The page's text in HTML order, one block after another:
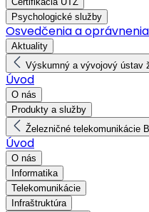
Psychologické služby
Osvedčenia a oprávnenia
Aktuality
Výskumný a vývojový ústav
Úvod
O nás
Produkty a služby
Železničné telekomunikácie
Úvod
O nás
Informatika
Telekomunikácie
Infraštruktúra